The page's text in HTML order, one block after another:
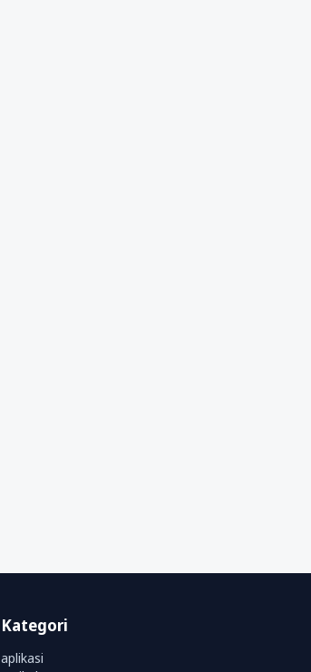
Kategori
aplikasi